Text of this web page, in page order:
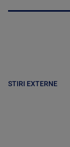
STIRI EXTERNE